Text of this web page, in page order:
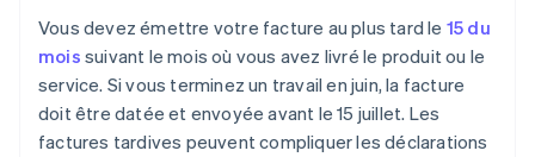
Vous devez émettre votre facture au plus tard le 15 du
mois suivant le mois où vous avez livré le produit ou le
service. Si vous terminez un travail en juin, la facture
doit être datée et envoyée avant le 15 juillet. Les
factures tardives peuvent compliquer les déclarations